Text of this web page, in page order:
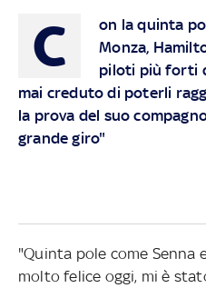
C
on la quinta
Monza,
piloti più forti
mai creduto di poterli
la prova del suo
grande giro"
"Quinta pole come Senna
molto felice oggi, mi è